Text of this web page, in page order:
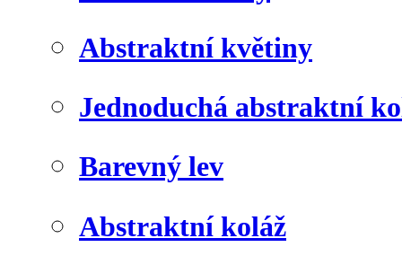
Abstraktní květiny
Jednoduchá abstraktní
Barevný lev
Abstraktní koláž